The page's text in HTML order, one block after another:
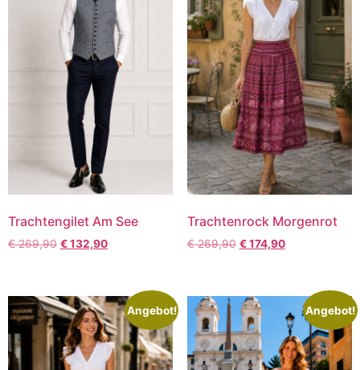
Trachtengilet Am See
€269,90 €132,90
Trachtenrock Morgenrot
€269,90 €174,90
Angebot! Angebot!